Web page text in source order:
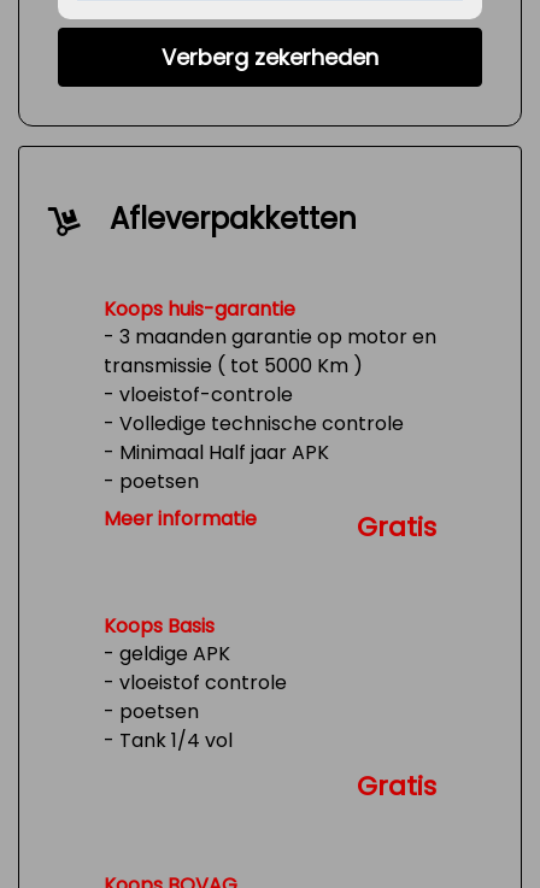
Verberg zekerheden
Afleverpakketten
Koops huis-garantie
- 3 maanden garantie op motor en
transmissie ( tot 5000 Km )
- vloeistof-controle
- Volledige technische controle
- Minimaal Half jaar APK
- poetsen
- Tank 1/4 vol
Meer informatie Gratis
Koops Basis
- geldige APK
- vloeistof controle
- poetsen
- Tank 1/4 vol
Gratis